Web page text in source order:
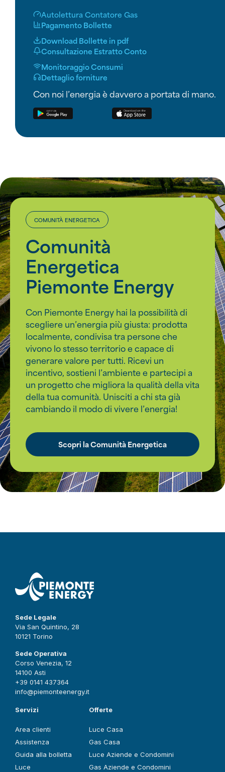
Autolettura Contatore Gas
Pagamento Bollette
Download Bollette in pdf
Consultazione Estratto Conto
Monitoraggio Consumi
Dettaglio forniture
Con noi l’energia è davvero a portata di mano.
COMUNITÀ ENERGETICA
Comunità
Energetica
Piemonte Energy
Con Piemonte Energy hai la possibilità di
scegliere un’energia più giusta: prodotta
localmente, condivisa tra persone che
vivono lo stesso territorio e capace di
generare valore per tutti. Ricevi un
incentivo, sostieni l’ambiente e partecipi a
un progetto che migliora la qualità della vita
della tua comunità. Unisciti a chi sta già
cambiando il modo di vivere l’energia!
Scopri la Comunità Energetica
Sede Legale
Via San Quintino, 28
10121 Torino
Sede Operativa
Corso Venezia, 12
14100 Asti
+39 0141 437364
info@piemonteenergy.it
Servizi
Area clienti
Assistenza
Guida alla bolletta
Luce
Offerte
Luce Casa
Gas Casa
Luce Aziende e Condomini
Gas Aziende e Condomini